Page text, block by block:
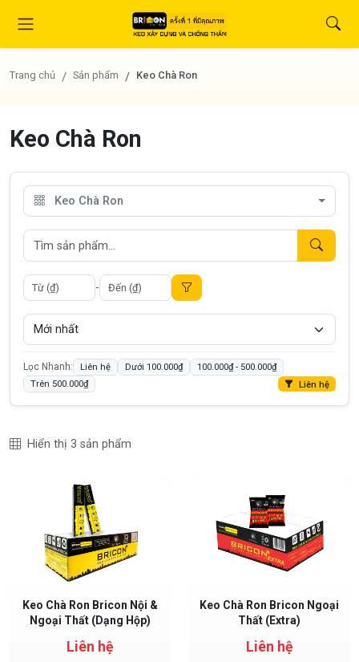
Trang chủ Sản phẩm Keo Chà Ron
Keo Chà Ron
Keo Chà Ron
-
Lọc Nhanh: Liên hệ Dưới 100.000₫
100.000₫ - 500.000₫
Trên 500.000₫
Liên hệ
Hiển thị 3 sản phẩm
Keo Chà Ron Bricon Nội &
Ngoại Thất (Dạng Hộp)
Liên hệ
Keo Chà Ron Bricon Ngoại
Thất (Extra)
Liên hệ